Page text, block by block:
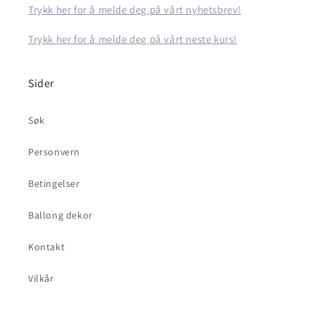
Trykk her for å melde deg på vårt nyhetsbrev!
Trykk her for å melde deg på vårt neste kurs!
Sider
Søk
Personvern
Betingelser
Ballong dekor
Kontakt
Vilkår